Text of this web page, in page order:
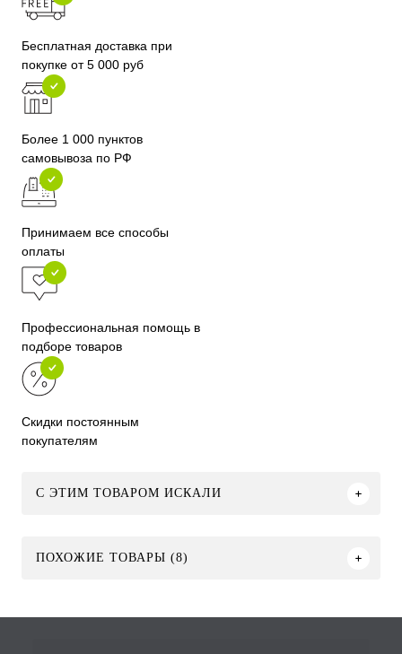
Бесплатная доставка при
покупке от 5 000 руб
Более 1 000 пунктов
самовывоза по РФ
Принимаем все способы
оплаты
Профессиональная помощь в
подборе товаров
Скидки постоянным
покупателям
C ЭТИМ ТОВАРОМ ИСКАЛИ
ПОХОЖИЕ ТОВАРЫ (8)